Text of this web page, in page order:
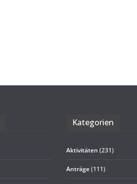
Kate­go­rien
Aktivitäten (231)
Anträge(111)